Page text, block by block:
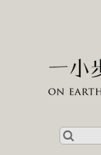
Search
for: